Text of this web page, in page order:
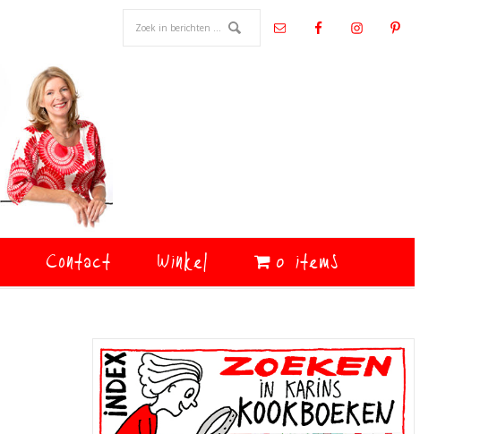
Contact Winkel 0 items
Primaire
Sidebar